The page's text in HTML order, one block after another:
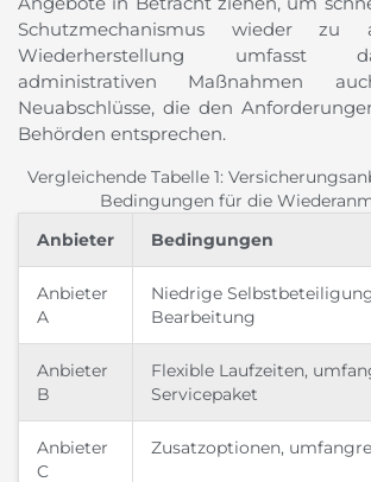
Schutzmechanismus wieder zu
Wiederherstellung umfasst
administrativen Maßnahmen
Neuabschlüsse, die den
Behörden entsprechen.
Vergleichende Tabelle 1:
Bedingungen für die
Anbieter Bedingungen
Anbieter
A
Niedrige
Bearbeitung
Anbieter
B
Flexible Laufzeiten,
Servicepaket
Anbieter
C
Zusatzoptionen,